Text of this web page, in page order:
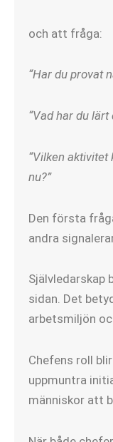
och att fråga:
“Har du provat
“Vad har du lärt
“Vilken
nu?”
Den första
andra
Självledarskap
sidan. Det
arbetsmiljön
Chefens roll
uppmuntra
människor att